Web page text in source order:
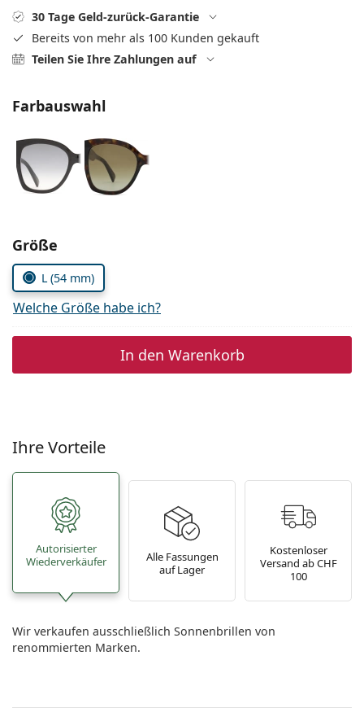
Alle Marken
Persol
Prada
30 Tage Geld-zurück-Garantie
Bereits von mehr als 100 Kunden gekauft
Teilen Sie Ihre Zahlungen auf
Farbauswahl
Parameter wählen
Größe
L (54 mm)
Welche Größe habe ich?
In den Warenkorb
Ihre Vorteile
Autorisierter
Wiederverkäufer
Alle Fassungen
auf Lager
Kostenloser
Versand ab CHF
100
Wir verkaufen ausschließlich Sonnenbrillen von
renommierten Marken.